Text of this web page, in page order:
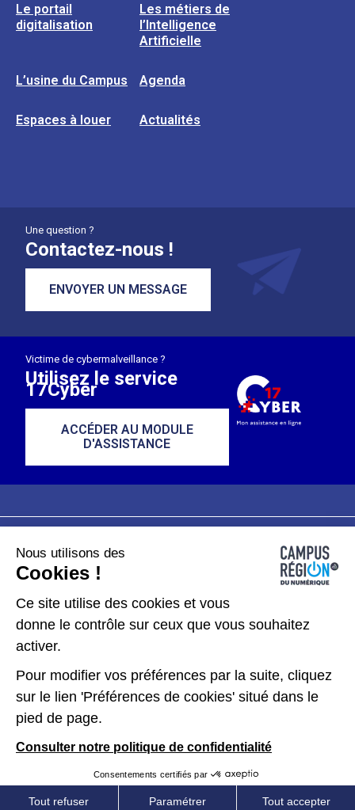
Le portail
digitalisation
Les métiers de
l’Intelligence
Artificielle
L’usine du Campus Agenda
Espaces à louer Actualités
Une question ?
Contactez-nous !
ENVOYER UN MESSAGE
Victime de cybermalveillance ?
Utilisez le service
17Cyber
ACCÉDER AU MODULE
D'ASSISTANCE
Plan du site
Données personnelles
Kit de communication
Accessibilité : partiellement conforme
Nous utilisons des
Cookies !
Ce site utilise des cookies et vous
donne le contrôle sur ceux que vous souhaitez
activer.
Pour modifier vos préférences par la suite, cliquez
sur le lien 'Préférences de cookies' situé dans le
pied de page.
Consulter notre politique de confidentialité
Consentements certifiés par
Tout refuser Paramétrer Tout accepter